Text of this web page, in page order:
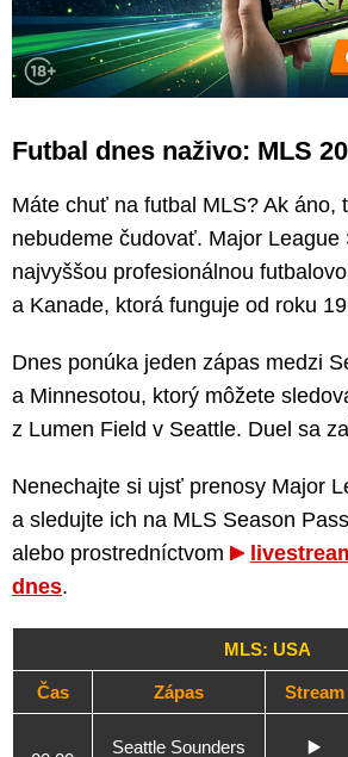
Futbal dnes naživo: MLS
Máte chuť na futbal MLS? Ak áno,
nebudeme čudovať. Major League
najvyššou profesionálnou
a Kanade, ktorá funguje od roku
Dnes ponúka jeden zápas medzi
a Minnesotou, ktorý môžete
z Lumen Field v Seattle. Duel sa
Nenechajte si ujsť prenosy Major
a sledujte ich na MLS Season
alebo prostredníctvom
dnes.
MLS: USA
Čas Zápas Stream
Seattle Sounders
▶️